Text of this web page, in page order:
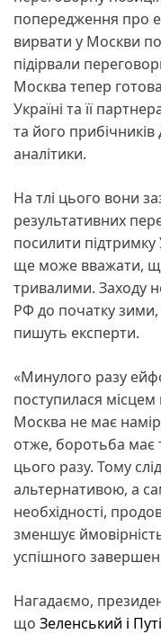
попередження про
вирвати у Москви
підірвали
Москва тепер
Україні та її
та його
аналітики.
На тлі цього вони
результативних
посилити підтримку
ще може вважати,
тривалими. Заходу
РФ до початку зими,
пишуть експерти.
«Минулого разу
поступилася
Москва не має
отже, боротьба має
цього разу. Тому
альтернативою, а
необхідності,
зменшує
успішного
Нагадаємо,
що Зеленський і